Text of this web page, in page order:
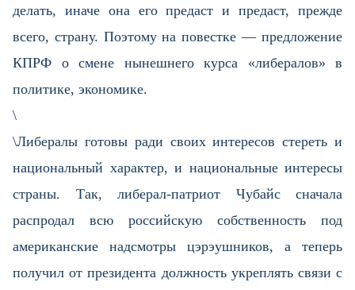
делать, иначе она его предаст и предаст, прежде
всего, страну. Поэтому на повестке — предложение
КПРФ о смене нынешнего курса «либералов» в
политике, экономике.
\
\Либералы готовы ради своих интересов стереть и
национальный характер, и национальные интересы
страны. Так, либерал-патриот Чубайс сначала
распродал всю российскую собственность под
американские надсмотры цэрэушников, а теперь
получил от президента должность укреплять связи с